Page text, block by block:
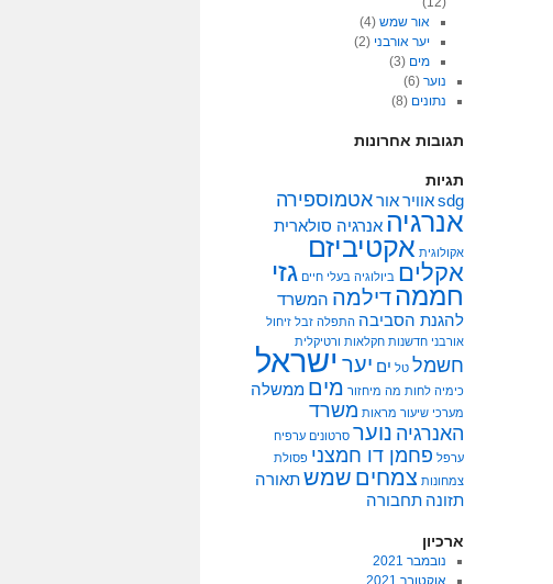
אור שמש (4)
יער אורבני (2)
מים (3)
נוער(6)
נתונים (8)
תגובות אחרונות
תגיות
sdgאוויראוראטמוספירה
אנרגיה אנרגיה סולארית
אקולוגית אקטיביזם
אקלים ביולוגיה בעלי חיים גזי
חממהדילמה המשרד
להגנת הסביבה התפלה זבל זיחול
אורבני חדשנות חקלאות ורטיקלית
חשמל טל ים יער ישראל
כימיה לחות מה מיחזור מים ממשלה
מערכי שיעור מראות משרד
האנרגיה נוער סרטונים ערפיח
ערפל פחמן דו חמצני פסולת
צמחונות צמחים שמשתאורה
תזונה תחבורה
ארכיון
נובמבר 2021
אוקטובר 2021